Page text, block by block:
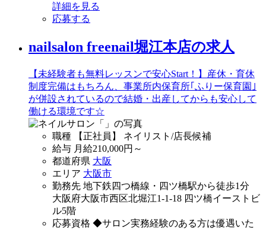
詳細を見る
応募する
nailsalon freenail堀江本店の求人
【未経験者も無料レッスンで安心Start！】産休・育休
制度完備はもちろん、事業所内保育所｢ふりー保育園｣
が併設されているので結婚・出産してからも安心して
働ける環境です☆
職種
【正社員】 ネイリスト/店長候補
給与 月給210,000円～
都道府県 大阪
エリア 大阪市
勤務先 地下鉄四つ橋線・四ツ橋駅から徒歩1分
大阪府大阪市西区北堀江1-1-18 四ツ橋イーストビ
ル5階
応募資格 ◆サロン実務経験のある方は優遇いた